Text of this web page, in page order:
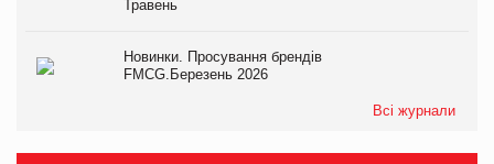
Травень
Новинки. Просування брендів
FMCG.Березень 2026
Всі журнали